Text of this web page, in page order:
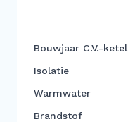
Bouwjaar C.V.-ketel
Isolatie
Warmwater
Brandstof